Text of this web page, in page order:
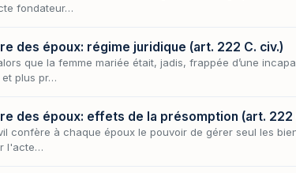
fondateur…
des époux: régime juridique (art. 222 C. civ.)
que la femme mariée était, jadis, frappée d’une
et plus pr…
des époux: effets de la présomption (art. 222
confère à chaque époux le pouvoir de gérer seul les
l'acte…